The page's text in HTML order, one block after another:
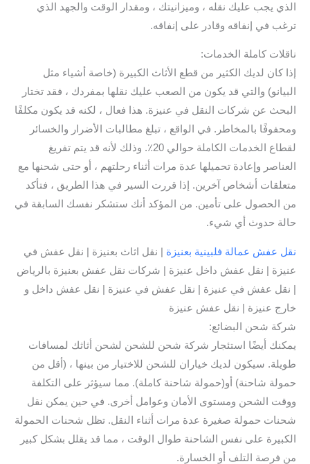
الذي يجب عليك نقله ، وميزانيتك ، ومقدار الوقت والجهد الذي
ترغب في إنفاقه وقادر على إنفاقه.
ناقلات كاملة الخدمات:
إذا كان لديك الكثير من قطع الأثاث الكبيرة (خاصة أشياء مثل
البيانو) والتي قد يكون من الصعب عليك نقلها بمفردك ، فقد تختار
البحث عن شركات النقل في عنيزة. هذا فعال ، لكنه قد يكون مكلفًا
ومحفوفًا بالمخاطر. في الواقع ، تبلغ مطالبات الأضرار والخسائر
لقطاع الخدمات الكاملة حوالي 20٪. وذلك لأنه قد يتم تفريغ
العناصر وإعادة تحميلها عدة مرات أثناء رحلتهم ، أو حتى شحنها مع
متعلقات أشخاص آخرين. إذا قررت السير في هذا الطريق ، فتأكد
من الحصول على تأمين. من المؤكد أنك ستشكر نفسك السابقة في
حالة حدوث أي شيء.
نقل عفش عمالة فلبينية بعنيزة | نقل اثاث بعنيزة | نقل عفش في
عنيزة | نقل عفش داخل عنيزة | شركات نقل عفش بعنيزة بالرياض
| نقل عفش في عنيزة | نقل عفش في عنيزة | نقل عفش داخل و
خارج عنيزة | نقل عفش عنيزة
شركة شحن البضائع:
يمكنك أيضًا استئجار شركة شحن للشحن لشحن أثاثك لمسافات
طويلة. سيكون لديك خياران للشحن للاختيار من بينها ، (أقل من
حمولة شاحنة) أو(حمولة شاحنة كاملة). مما سيؤثر على التكلفة
ووقت الشحن ومستوى الأمان وعوامل أخرى. في حين يمكن نقل
شحنات حمولة صغيرة عدة مرات أثناء النقل. تظل شحنات الحمولة
الكبيرة على نفس الشاحنة طوال الوقت ، مما قد يقلل بشكل كبير
من فرصة التلف أو الخسارة.